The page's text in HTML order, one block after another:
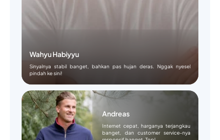
Wahyu Habiyyu
Sinyalnya stabil banget, bahkan pas hujan deras. Nggak nyesel
pindah ke sini!
Andreas
Internet cepat, harganya terjangkau
banget, dan customer service-nya